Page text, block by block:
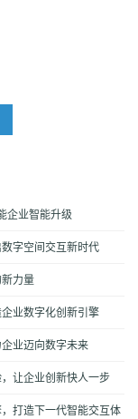
企业智能升级
字空间交互新时代
力量
业数字化创新引擎
业迈向数字未来
让企业创新快人一步
打造下一代智能交互体